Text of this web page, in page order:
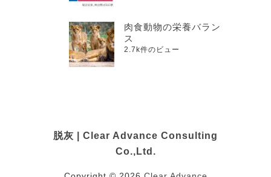
肉食動物の栄養バラン
ス
2.7k件のビュー
脱灰 | Clear Advance Consulting
Co.,Ltd.